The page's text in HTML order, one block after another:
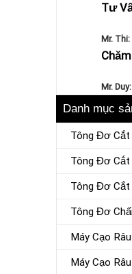
Tư
Mr. Thi:
Mr.
Danh mục
Tông Đơ
Tông Đơ Cắt
Tông Đơ
Tông Đơ
Máy Cạo Râu
Máy Cạo